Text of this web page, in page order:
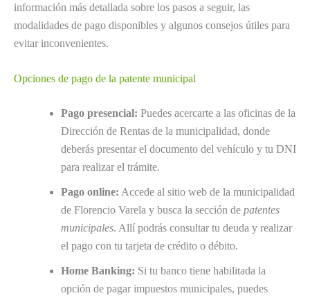
información más detallada sobre los pasos a seguir, las
modalidades de pago disponibles y algunos consejos útiles para
evitar inconvenientes.
Opciones de pago de la patente municipal
Pago presencial: Puedes acercarte a las oficinas de la
Dirección de Rentas de la municipalidad, donde
deberás presentar el documento del vehículo y tu DNI
para realizar el trámite.
Pago online: Accede al sitio web de la municipalidad
de Florencio Varela y busca la sección de patentes
municipales. Allí podrás consultar tu deuda y realizar
el pago con tu tarjeta de crédito o débito.
Home Banking: Si tu banco tiene habilitada la
opción de pagar impuestos municipales, puedes